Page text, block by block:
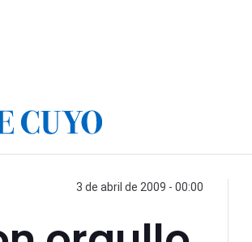
3 de abril de 2009 - 00:00